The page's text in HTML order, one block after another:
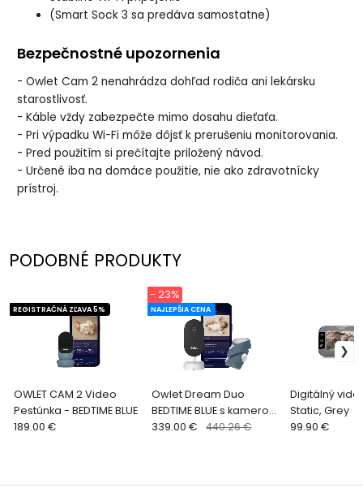
(Smart Sock 3 sa predáva samostatne)
Bezpečnostné upozornenia
- Owlet Cam 2 nenahrádza dohľad rodiča ani lekársku
starostlivosť.
- Káble vždy zabezpečte mimo dosahu dieťaťa.
- Pri výpadku Wi-Fi môže dôjsť k prerušeniu monitorovania.
- Pred použitím si prečítajte priložený návod.
- Určené iba na domáce použitie, nie ako zdravotnícky
prístroj.
PODOBNÉ PRODUKTY
OWLET CAM 2 Video
Pestúnka - BEDTIME BLUE
REGISTRAČNÁ ZĽAVA 5%
189.00 €
Owlet Dream Duo
BEDTIME BLUE s kamerou
Dream Sight – monitor
NAJLEPŠIA CENA
- 23%
339.00 € 440.26 €
Digitálný
Static, Grey
99.90 €